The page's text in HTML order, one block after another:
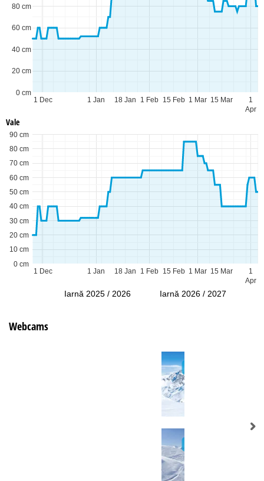
1 Dec 1 Jan 1 Feb 1 Mar
1
Apr
18 Jan 15 Feb 15 Mar
0 cm
20 cm
40 cm
60 cm
80 cm
Vale
1 Dec 1 Jan 1 Feb 1 Mar
1
Apr
18 Jan 15 Feb 15 Mar
0 cm
10 cm
20 cm
30 cm
40 cm
50 cm
60 cm
70 cm
80 cm
90 cm
Iarnă 2025 / 2026 Iarnă 2026 / 2027
Webcams